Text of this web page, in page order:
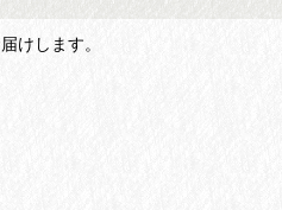
けします。